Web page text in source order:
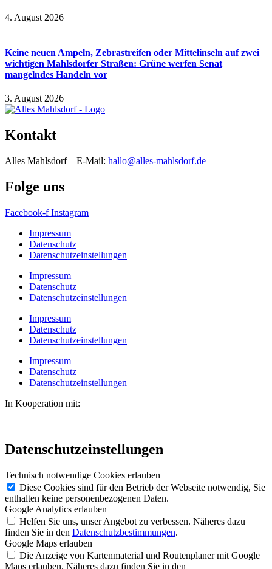
4. August 2026
Keine neuen Ampeln, Zebrastreifen oder Mittelinseln auf zwei
wichtigen Mahlsdorfer Straßen: Grüne werfen Senat
mangelndes Handeln vor
3. August 2026
Kontakt
Alles Mahlsdorf – E-Mail: hallo@alles-mahlsdorf.de
Folge uns
Facebook-f Instagram
Impressum
Datenschutz
Datenschutzeinstellungen
Impressum
Datenschutz
Datenschutzeinstellungen
Impressum
Datenschutz
Datenschutzeinstellungen
Impressum
Datenschutz
Datenschutzeinstellungen
In Kooperation mit:
Datenschutzeinstellungen
Technisch notwendige Cookies erlauben
Diese Cookies sind für den Betrieb der Webseite notwendig, Sie
enthalten keine personenbezogenen Daten.
Google Analytics erlauben
Helfen Sie uns, unser Angebot zu verbessen. Näheres dazu
finden Sie in den Datenschutzbestimmungen.
Google Maps erlauben
Die Anzeige von Kartenmaterial und Routenplaner mit Google
Maps erlauben. Näheres dazu finden Sie in den